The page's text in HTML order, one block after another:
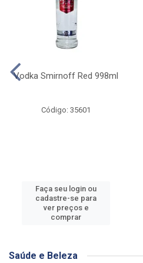
Vodka Smirnoff Red 998ml
Código: 35601
Faça seu login ou
cadastre-se para
ver preços e
comprar
Saúde e Beleza